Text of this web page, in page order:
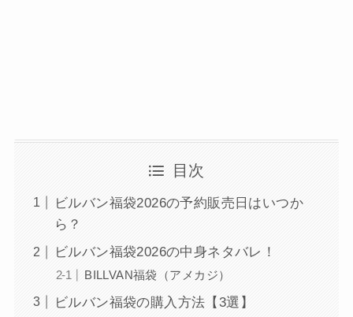
目次
ビルバン福袋2026の予約販売日はいつか
ら？
ビルバン福袋2026の中身ネタバレ！
BILLVAN福袋（アメカジ）
ビルバン福袋の購入方法【3選】